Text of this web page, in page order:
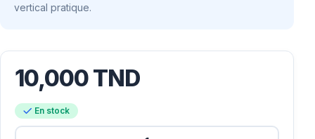
vertical pratique.
10,000TND
En stock